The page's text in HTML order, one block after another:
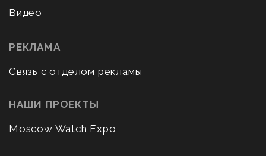
Видео
РЕКЛАМА
Связь с отделом рекламы
НАШИ ПРОЕКТЫ
Moscow Watch Expo